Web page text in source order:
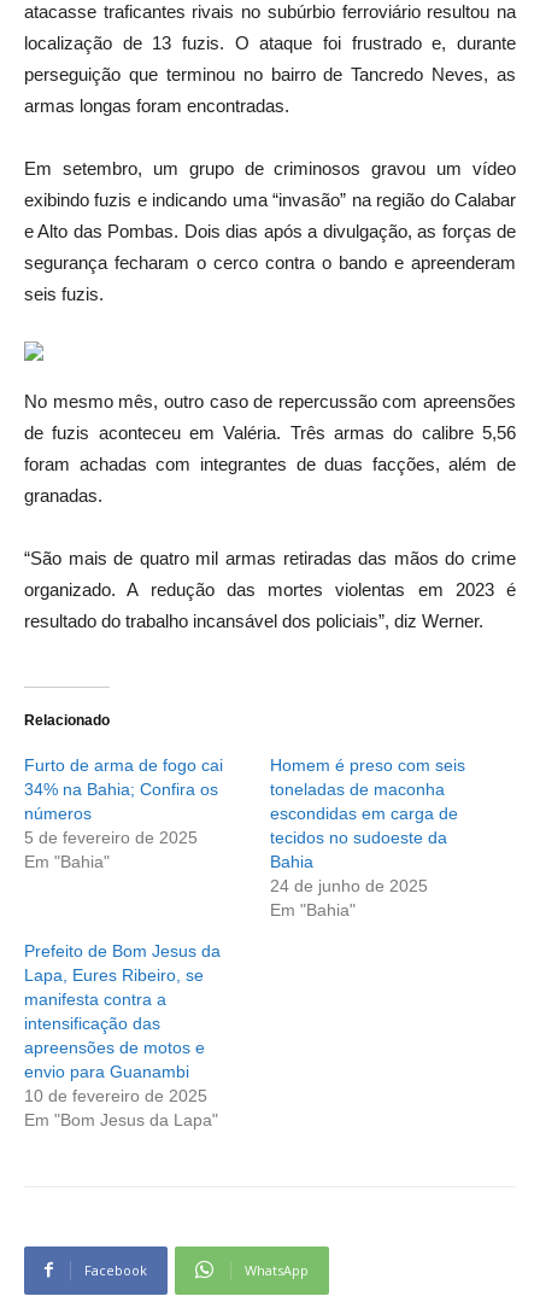
atacasse traficantes rivais no subúrbio ferroviário resultou na
localização de 13 fuzis. O ataque foi frustrado e, durante
perseguição que terminou no bairro de Tancredo Neves, as
armas longas foram encontradas.
Em setembro, um grupo de criminosos gravou um vídeo
exibindo fuzis e indicando uma “invasão” na região do Calabar
e Alto das Pombas. Dois dias após a divulgação, as forças de
segurança fecharam o cerco contra o bando e apreenderam
seis fuzis.
No mesmo mês, outro caso de repercussão com apreensões
de fuzis aconteceu em Valéria. Três armas do calibre 5,56
foram achadas com integrantes de duas facções, além de
granadas.
“São mais de quatro mil armas retiradas das mãos do crime
organizado. A redução das mortes violentas em 2023 é
resultado do trabalho incansável dos policiais”, diz Werner.
Relacionado
Furto de arma de fogo cai
34% na Bahia; Confira os
números
5 de fevereiro de 2025
Em "Bahia"
Homem é preso com seis
toneladas de maconha
escondidas em carga de
tecidos no sudoeste da
Bahia
24 de junho de 2025
Em "Bahia"
Prefeito de Bom Jesus da
Lapa, Eures Ribeiro, se
manifesta contra a
intensificação das
apreensões de motos e
envio para Guanambi
10 de fevereiro de 2025
Em "Bom Jesus da Lapa"
Facebook WhatsApp